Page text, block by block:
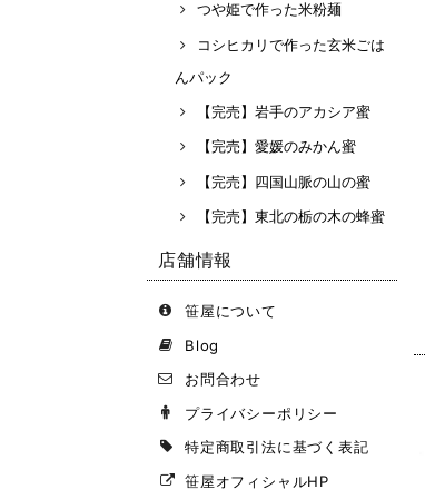
つや姫で作った米粉麺
コシヒカリで作った玄米ごは
んパック
【完売】岩手のアカシア蜜
【完売】愛媛のみかん蜜
【完売】四国山脈の山の蜜
【完売】東北の栃の木の蜂蜜
店舗情報
笹屋について
Blog
お問合わせ
プライバシーポリシー
特定商取引法に基づく表記
笹屋オフィシャルHP